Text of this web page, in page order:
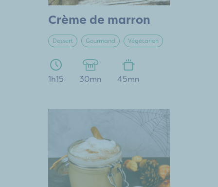
Crème de marron
Dessert Gourmand Végétarien
1h15 30mn 45mn